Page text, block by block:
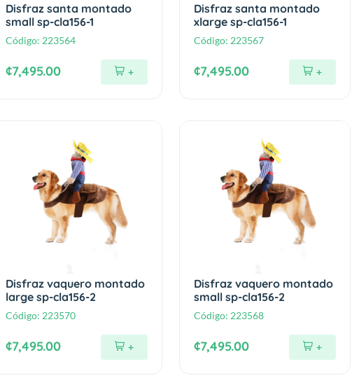
Disfraz santa montado
small sp-cla156-1
Código: 223564
¢7,495.00 +
Disfraz santa montado
xlarge sp-cla156-1
Código: 223567
¢7,495.00 +
Disfraz vaquero montado
large sp-cla156-2
Código: 223570
¢7,495.00 +
Disfraz vaquero montado
small sp-cla156-2
Código: 223568
¢7,495.00 +